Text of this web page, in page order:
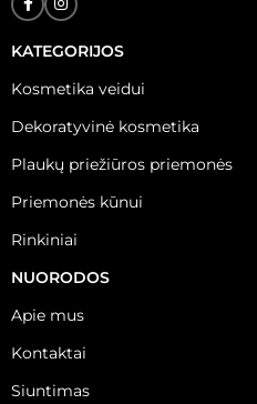
KATEGORIJOS
Kosmetika veidui
Dekoratyvinė kosmetika
Plaukų priežiūros priemonės
Priemonės kūnui
Rinkiniai
NUORODOS
Apie mus
Kontaktai
Siuntimas